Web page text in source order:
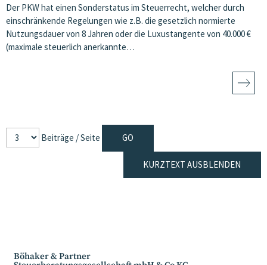
Der PKW hat einen Sonderstatus im Steuerrecht, welcher durch
einschränkende Regelungen wie z.B. die gesetzlich normierte
Nutzungsdauer von 8 Jahren oder die Luxustangente von 40.000 €
(maximale steuerlich anerkannte…
Beiträge / Seite
KURZTEXT AUSBLENDEN
Böhaker & Partner